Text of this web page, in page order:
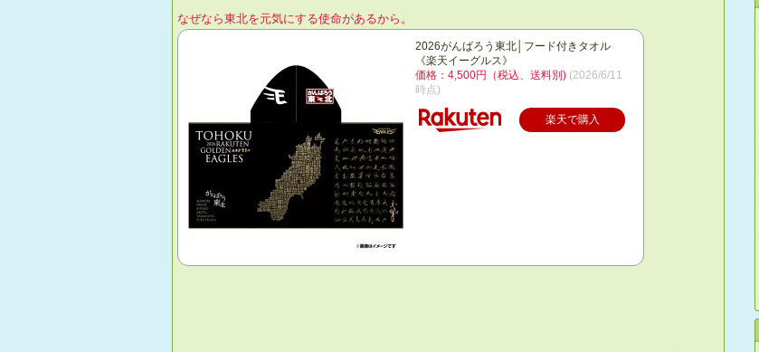
なぜなら東北を元気にする使命があるから。
2026がんばろう東北│フード付きタオル
《楽天イーグルス》
価格：4,500円（税込、送料別) (2026/6/11
時点)
楽天で購入